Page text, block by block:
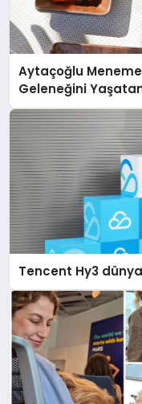
Aytaçoğlu
Geleneğini
Tencent Hy3